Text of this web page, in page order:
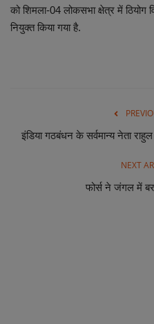
को शिमला-04 लोकसभा क्षेत्र में ठियोग
नियुक्त किया गया है.
इंडिया गठबंधन के सर्वमान्य नेता
NEXT
फोर्स ने जंगल में